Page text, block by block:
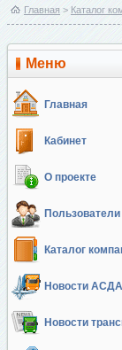
Главная > Каталог
Меню
Главная
Кабинет
О проекте
Пользователи
Каталог
Новости
Новости